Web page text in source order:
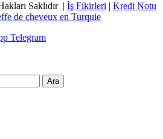
Saklıdır | İş Fikirleri | Kredi Notu
de cheveux en Turquie
Telegram